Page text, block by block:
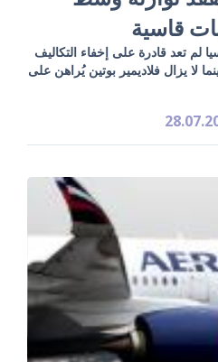
قاسية
لم تعد قادرة على إخفاء التكاليف
لا يزال فلاديمير بوتين يُراهن على